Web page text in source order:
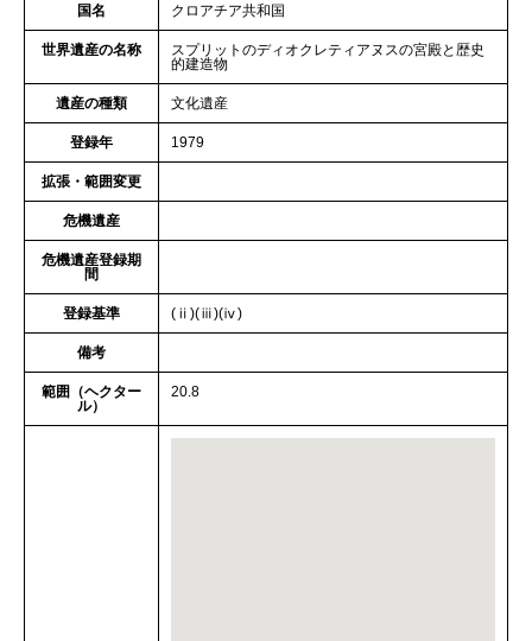
国名 クロアチア共和国
世界遺産の名称
スプリットのディオクレティアヌスの宮殿と歴史
的建造物
遺産の種類 文化遺産
登録年 1979
拡張・範囲変更
危機遺産
危機遺産登録期
間
登録基準 (ⅱ)(ⅲ)(ⅳ)
備考
範囲（ヘクター
ル）
20.8